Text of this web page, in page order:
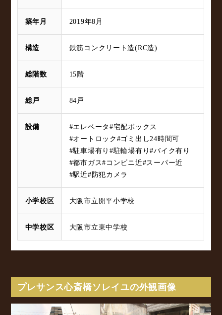
築年月 2019年8月
構造 鉄筋コンクリート造(RC造)
総階数 15階
総戸 84戸
設備 #エレベータ#宅配ボックス
#オートロック#ゴミ出し24時間可
#駐車場有り#駐輪場有り#バイク有り
#都市ガス#コンビニ近#スーパー近
#駅近#防犯カメラ
小学校区 大阪市立開平小学校
中学校区 大阪市立東中学校
プレサンス心斎橋ソレイユの外観画像